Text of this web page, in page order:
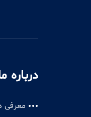
درباره
معرفی